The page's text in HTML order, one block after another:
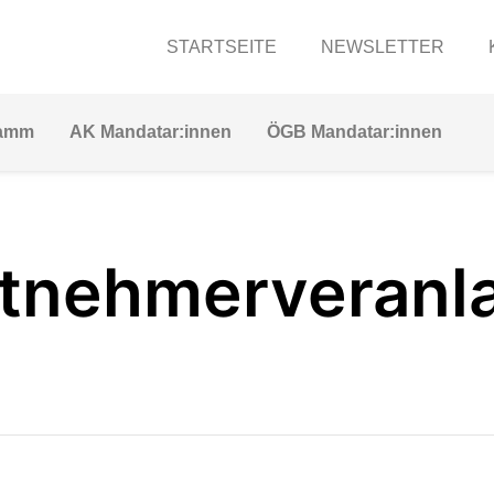
STARTSEITE NEWSLETTER
AK Mandatar:innen ÖGB Mandatar:innen